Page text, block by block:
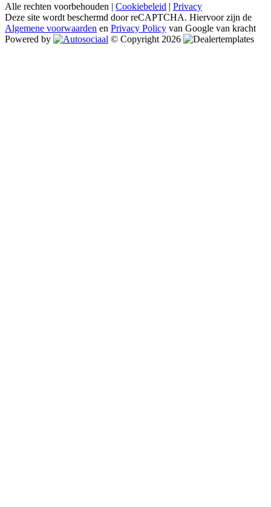
Alle rechten voorbehouden | Cookiebeleid | Privacy
Deze site wordt beschermd door reCAPTCHA. Hiervoor zijn de
Algemene voorwaarden en Privacy Policy van Google van kracht
Powered by
© Copyright 2026